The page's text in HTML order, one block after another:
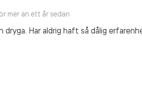
mer än ett år sedan
dryga. Har aldrig haft så dålig